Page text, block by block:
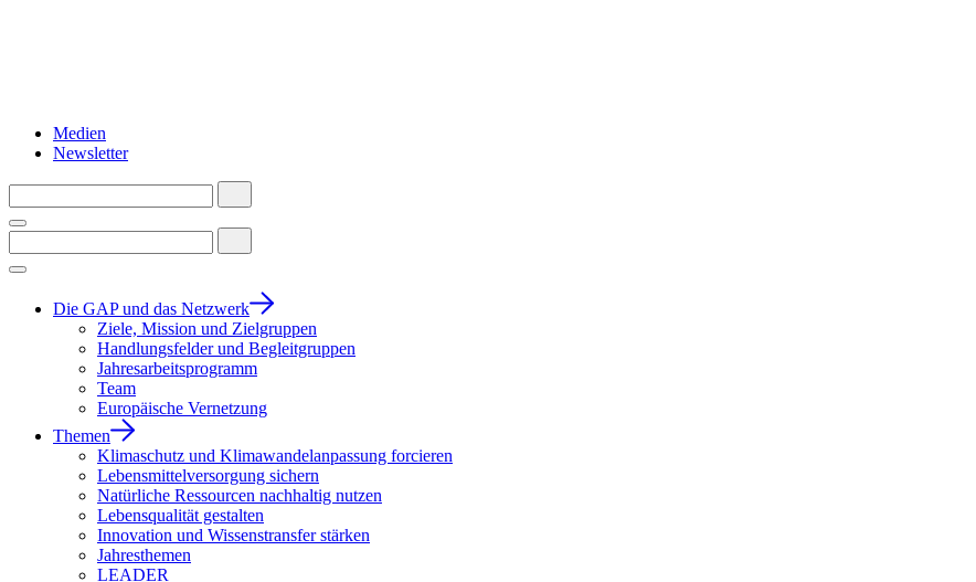
Medien
Newsletter
Die GAP und das Netzwerk
Ziele, Mission und Zielgruppen
Handlungsfelder und Begleitgruppen
Jahresarbeitsprogramm
Team
Europäische Vernetzung
Themen
Klimaschutz und Klimawandelanpassung forcieren
Lebensmittelversorgung sichern
Natürliche Ressourcen nachhaltig nutzen
Lebensqualität gestalten
Innovation und Wissenstransfer stärken
Jahresthemen
LEADER